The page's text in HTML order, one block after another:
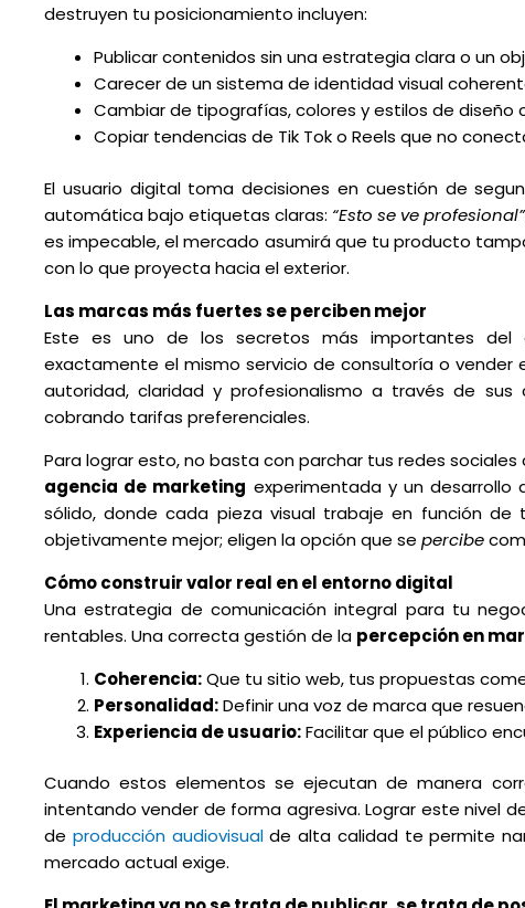
destruyen tu posicionamiento incluyen:
Publicar contenidos sin una estrategia clara o un
Carecer de un sistema de identidad visual
Cambiar de tipografías, colores y estilos de diseño
Copiar tendencias de Tik Tok o Reels que no
El usuario digital toma decisiones en cuestión de
automática bajo etiquetas claras: “Esto se ve profesional”
es impecable, el mercado asumirá que tu producto
con lo que proyecta hacia el exterior.
Las marcas más fuertes se perciben mejor
Este es uno de los secretos más importantes del
exactamente el mismo servicio de consultoría o
autoridad, claridad y profesionalismo a través de
cobrando tarifas preferenciales.
Para lograr esto, no basta con parchar tus redes
agencia de marketing experimentada y un desarrollo
sólido, donde cada pieza visual trabaje en función de
objetivamente mejor; eligen la opción que se percibe
Cómo construir valor real en el entorno digital
Una estrategia de comunicación integral para tu
rentables. Una correcta gestión de la percepción en
Coherencia:Que tu sitio web, tus propuestas
Personalidad:Definir una voz de marca que
Experiencia de usuario:Facilitar que el público
Cuando estos elementos se ejecutan de manera
intentando vender de forma agresiva. Lograr este nivel
de producción audiovisualde alta calidad te permite
mercado actual exige.